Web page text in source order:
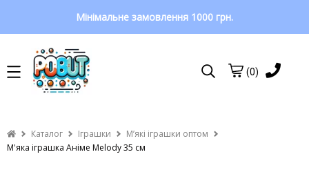
Мінімальне замовлення 1000 грн.
(0)
Каталог Іграшки
Мʼякі іграшки оптом
М'яка іграшка Аніме Melody 35 см